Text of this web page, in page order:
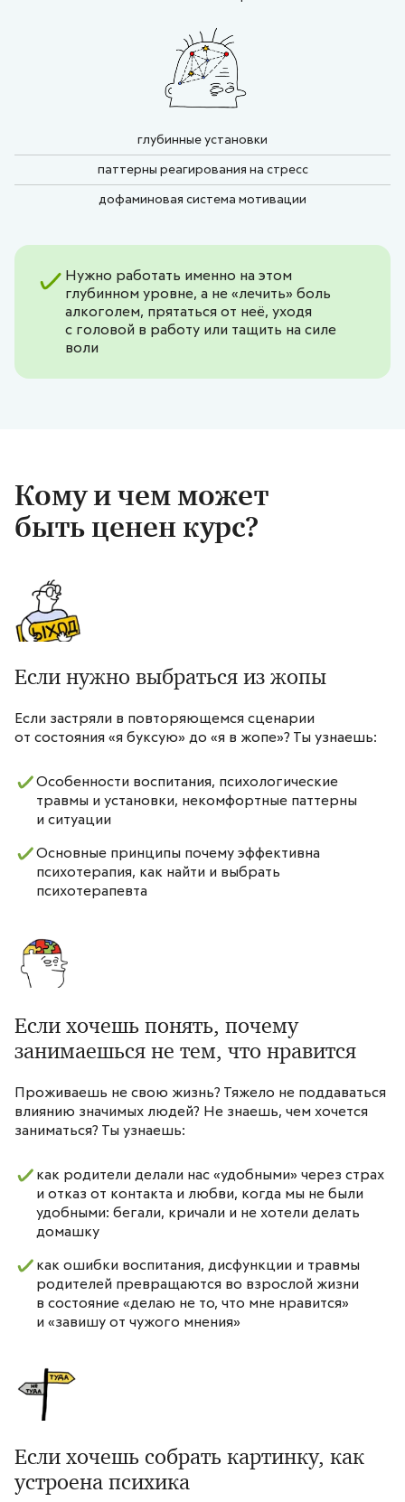
глубинные установки
паттерны реагирования на стресс
дофаминовая система мотивации
Нужно работать именно на этом
глубинном уровне, а не «лечить» боль
алкоголем, прятаться от неё, уходя
с головой в работу или тащить на силе
воли
Кому и чем может
быть ценен курс?
Если нужно выбраться из жопы
Если застряли в повторяющемся сценарии
от состояния «я буксую» до «я в жопе»? Ты узнаешь:
Особенности воспитания, психологические
травмы и установки, некомфортные паттерны
и ситуации
Основные принципы почему эффективна
психотерапия, как найти и выбрать
психотерапевта
Если хочешь понять, почему
занимаешься не тем, что нравится
Проживаешь не свою жизнь? Тяжело не поддаваться
влиянию значимых людей? Не знаешь, чем хочется
заниматься? Ты узнаешь:
как родители делали нас «удобными» через страх
и отказ от контакта и любви, когда мы не были
удобными: бегали, кричали и не хотели делать
домашку
как ошибки воспитания, дисфункции и травмы
родителей превращаются во взрослой жизни
в состояние «делаю не то, что мне нравится»
и «завишу от чужого мнения»
Если хочешь собрать картинку, как
устроена психика